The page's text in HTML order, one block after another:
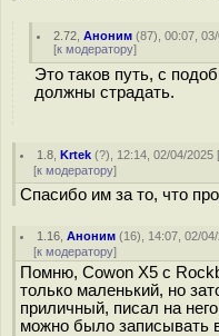
2.72 ,Аноним (87), 00:07,
[к модератору]
Это таков путь, с
должны страдать.
1.8 ,Krtek (?), 12:14, 02/04/2025
[к модератору]
Спасибо им за то, что
1.16 ,Аноним (16), 14:07, 02/
[к модератору]
Помню, Cowon X5 с
только маленький, но
приличный, писал на
можно было записывать